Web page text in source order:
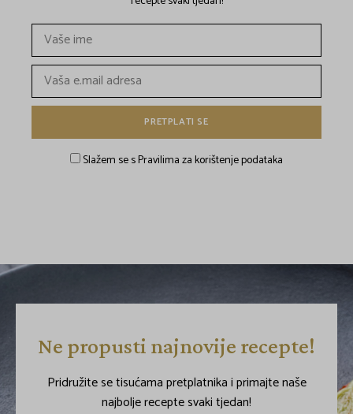
Slažem se s Pravilima za korištenje podataka
Ne propusti najnovije recepte!
Pridružite se tisućama pretplatnika i primajte naše
najbolje recepte svaki tjedan!